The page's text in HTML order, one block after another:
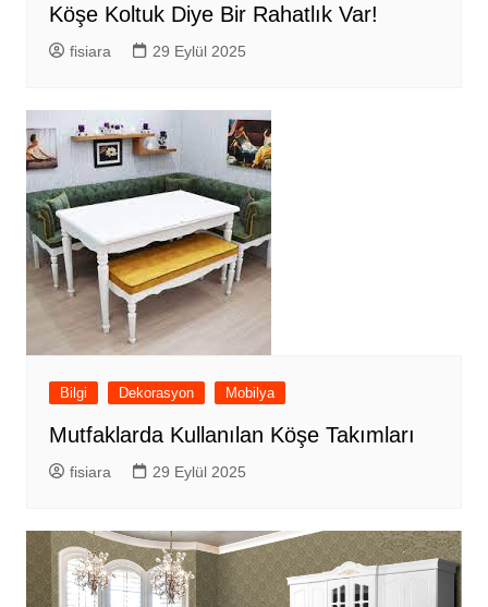
Köşe Koltuk Diye Bir Rahatlık Var!
fisiara 29 Eylül 2025
Bilgi Dekorasyon Mobilya
Mutfaklarda Kullanılan Köşe Takımları
fisiara 29 Eylül 2025